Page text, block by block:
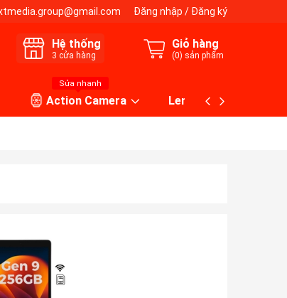
Đăng nhập / Đăng ký
Hệ thống
3 cửa hàng
Giỏ hàng
(0) sản phẩm
Sửa nhanh
Action Camera Lens máy ảnh